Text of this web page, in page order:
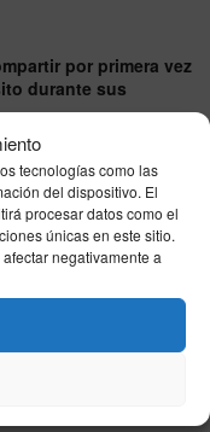
tecnologías como las
del dispositivo. El
procesar datos como el
únicas en este sitio.
negativamente a
por primera vez
durante sus
2030 con
de Ceuta